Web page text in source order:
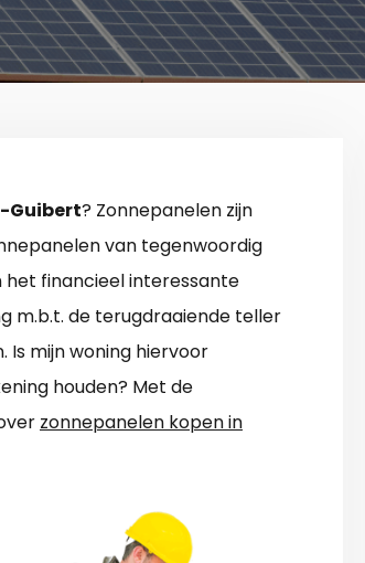
Guibert? Zonnepanelen zijn
van tegenwoordig
het financieel interessante
m.b.t. de terugdraaiende teller
Is mijn woning hiervoor
houden? Met de
zonnepanelen kopen in